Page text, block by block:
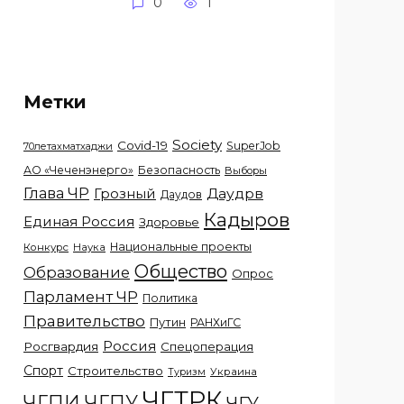
Метки
70летахматхаджи Covid-19 Society SuperJob
АО «Чеченэнерго» Безопасность Выборы
Глава ЧР Грозный Даудов Даудрв
Единая Россия Здоровье Кадыров
Конкурс Наука Национальные проекты
Образование Общество Опрос
Парламент ЧР Политика
Правительство Путин РАНХиГС
Росгвардия Россия Спецоперация
Спорт Строительство Туризм Украина